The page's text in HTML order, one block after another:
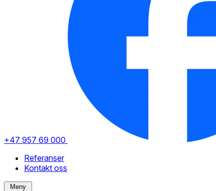
+47 957 69 000
Referanser
Kontakt oss
Meny